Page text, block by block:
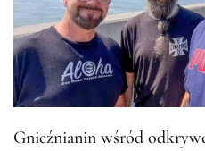
Gnieźnianin wśród